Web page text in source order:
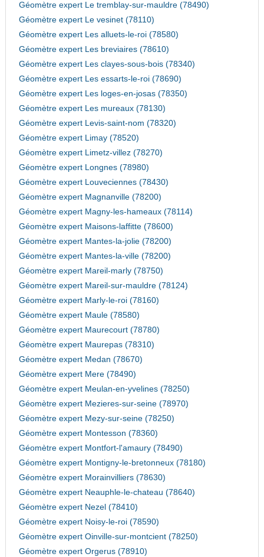
Géomètre expert Le tremblay-sur-mauldre (78490)
Géomètre expert Le vesinet (78110)
Géomètre expert Les alluets-le-roi (78580)
Géomètre expert Les breviaires (78610)
Géomètre expert Les clayes-sous-bois (78340)
Géomètre expert Les essarts-le-roi (78690)
Géomètre expert Les loges-en-josas (78350)
Géomètre expert Les mureaux (78130)
Géomètre expert Levis-saint-nom (78320)
Géomètre expert Limay (78520)
Géomètre expert Limetz-villez (78270)
Géomètre expert Longnes (78980)
Géomètre expert Louveciennes (78430)
Géomètre expert Magnanville (78200)
Géomètre expert Magny-les-hameaux (78114)
Géomètre expert Maisons-laffitte (78600)
Géomètre expert Mantes-la-jolie (78200)
Géomètre expert Mantes-la-ville (78200)
Géomètre expert Mareil-marly (78750)
Géomètre expert Mareil-sur-mauldre (78124)
Géomètre expert Marly-le-roi (78160)
Géomètre expert Maule (78580)
Géomètre expert Maurecourt (78780)
Géomètre expert Maurepas (78310)
Géomètre expert Medan (78670)
Géomètre expert Mere (78490)
Géomètre expert Meulan-en-yvelines (78250)
Géomètre expert Mezieres-sur-seine (78970)
Géomètre expert Mezy-sur-seine (78250)
Géomètre expert Montesson (78360)
Géomètre expert Montfort-l'amaury (78490)
Géomètre expert Montigny-le-bretonneux (78180)
Géomètre expert Morainvilliers (78630)
Géomètre expert Neauphle-le-chateau (78640)
Géomètre expert Nezel (78410)
Géomètre expert Noisy-le-roi (78590)
Géomètre expert Oinville-sur-montcient (78250)
Géomètre expert Orgerus (78910)